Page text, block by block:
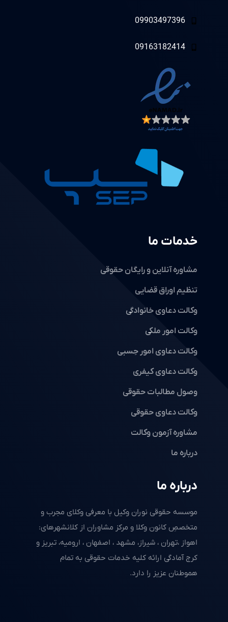
درباره ما
موسسه حقوقی نوران وکیل با معرفی وکلای مجرب و
متخصصِ کانون وکلا و مرکز مشاوران از کلانشهرهای:
اهواز ،تهران ، شیراز، مشهد ، اصفهان ، ارومیه، تبریز و
کرج آمادگی ارائه کلیه خدمات حقوقی به تمام
هموطنان عزیز را دارد.
خدمات ما
مشاوره آنلاین و رایگان حقوقی
تنظیم اوراق قضایی
وکالت دعاوی خانوادگی
وکالت امور ملکی
وکالت دعاوی امور حِسبی
وکالت دعاوی کیفری
وصول مطالبات حقوقی
وکالت دعاوی حقوقی
مشاوره آزمون وکالت
درباره ما
09903497396
09163182414